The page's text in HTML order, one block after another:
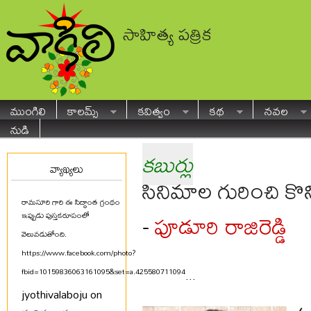
సాహిత్య పత్రిక
ముంగిలి కాలమ్స్ కవిత్వం కథ
నవల
నుడి
వ్యాఖ్యలు
రామసూరి గారి ఈ సిద్ధాంత గ్రంథం
ఇప్పుడు పుస్తకరూపంలో
వెలువడుతోంది.
https://www.facebook.com/photo?
fbid=10159836063161095&set=a.425580711094...
jyothivalaboju on
కబుర్లు
సినిమాల గురించి
-పూడూరి రాజిరెడ్డి